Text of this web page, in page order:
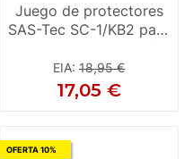
Juego de protectores
SAS-Tec SC-1/KB2 para
codo/rodilla/cadera (2
uds.) amarillo
EIA: 18,95 €
17,05 €
OFERTA 10%